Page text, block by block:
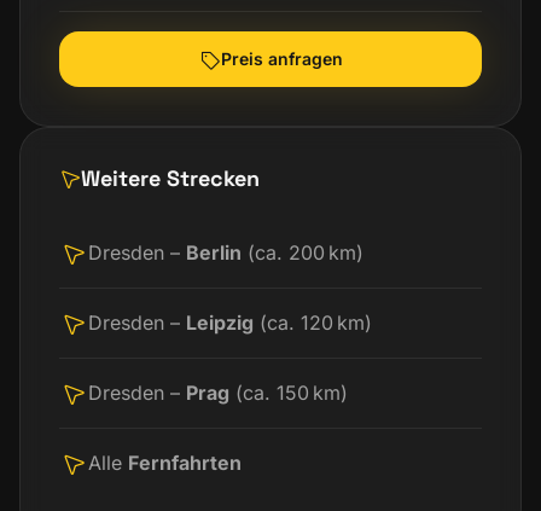
Preis anfragen
Weitere Strecken
Dresden – Berlin (ca. 200 km)
Dresden – Leipzig (ca. 120 km)
Dresden – Prag (ca. 150 km)
Alle Fernfahrten